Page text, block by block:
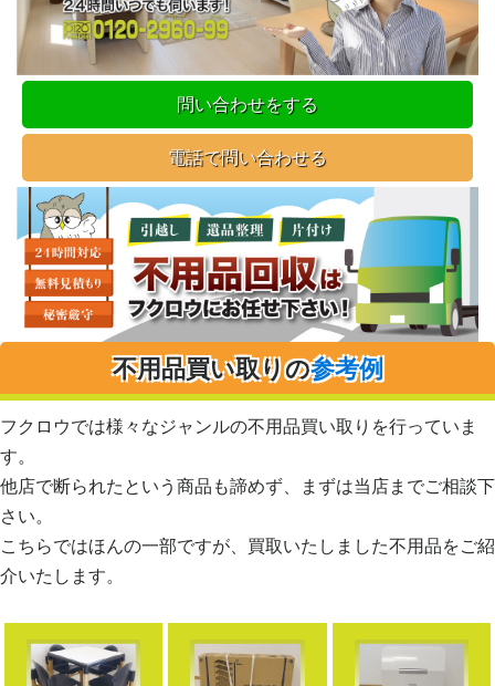
問い合わせをする
電話で問い合わせる
不用品買い取りの参考例
フクロウでは様々なジャンルの不用品買い取りを行っていま
す。
他店で断られたという商品も諦めず、まずは当店までご相談下
さい。
こちらではほんの一部ですが、買取いたしました不用品をご紹
介いたします。